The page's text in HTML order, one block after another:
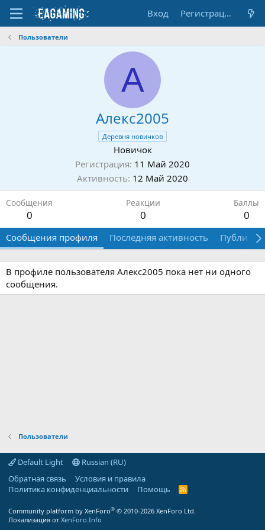
Вход Регистрация
Пользователи
А
Алекс2005
Деревня новичков
Новичок
Регистрация 11 Май 2020
Активность 12 Май 2020
Сообщения
0
Реакции
0
Баллы
0
Сообщения профиля Последняя активность
В профиле пользователя Алекс2005 пока нет ни одного
сообщения.
Пользователи
Default Light
Russian (RU)
Обратная связь
Условия и правила
Политика конфиденциальности
Помощь
R
Community platform by XenForo® © 2010-2026 XenForo Ltd.
Локализация от XenForo.Info